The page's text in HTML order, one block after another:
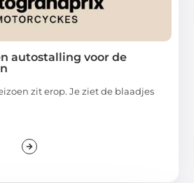
autostalling voor de
zit erop. Je ziet de blaadjes